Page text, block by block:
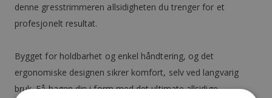
denne gresstrimmeren allsidigheten du trenger for et
profesjonelt resultat.
Bygget for holdbarhet og enkel håndtering, og det
ergonomiske designen sikrer komfort, selv ved langvarig
bruk. Få hagen din i form med det ultimate allsidige